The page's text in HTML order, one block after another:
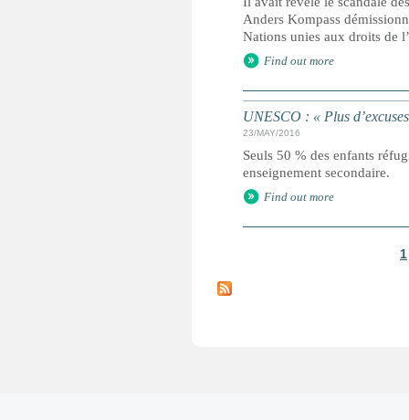
Anders Kompass
Nations unies aux droits de
Find out more
UNESCO : « Plus
23/MAY/2016
Seuls 50 % des enfants
enseignement secondaire.
Find out more
a
1